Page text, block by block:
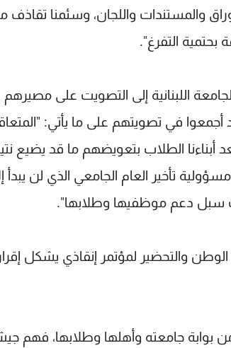
والمستندات واللجان، وسئمنا تقاذف
بحتمية التفرغ".
اللبنانية إلى التصويت على مصيرهم
في تصويتهم على ما يأتي:
أبناءنا الطلاب بتعويضهم ما قد يضيع
تأخير العام الجامعي الذي لن يبدأ
سبل دعم موظفيها وطلابها".
والتحضير لمؤتمر إنقاذي يشكل إقرار
من بوابة جامعته وأهلها وطلابها، فهم